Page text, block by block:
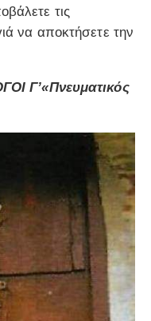
τις
να αποκτήσετε την
Γ’«Πνευματικός